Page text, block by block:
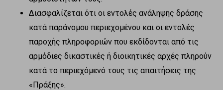
Διασφαλίζεται ότι οι εντολές ανάληψης δράσης
κατά παράνομου περιεχομένου και οι εντολές
παροχής πληροφοριών που εκδίδονται από τις
αρμόδιες δικαστικές ή διοικητικές αρχές πληρούν
κατά το περιεχόμενό τους τις απαιτήσεις της
«Πράξης».